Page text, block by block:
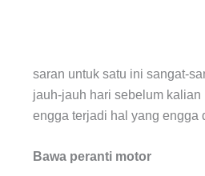
saran untuk satu ini sangat-
jauh-jauh hari sebelum
engga terjadi hal yang engga
Bawa peranti motor